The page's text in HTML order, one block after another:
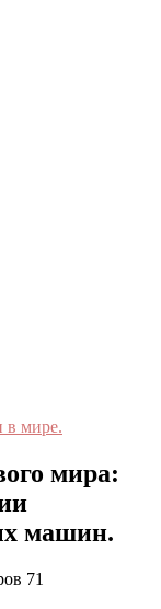
в мире.
мира:
машин.
71